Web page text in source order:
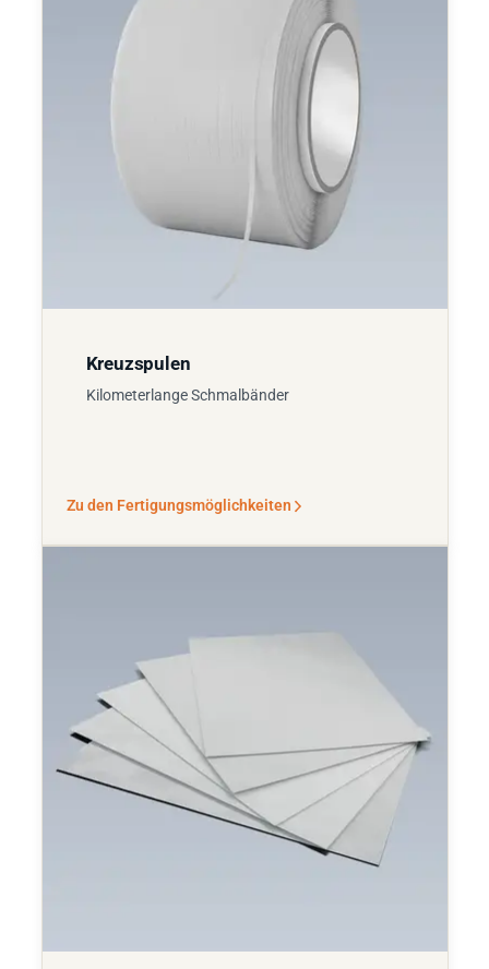
Kreuzspulen
Kilometerlange Schmalbänder
Zu den Fertigungsmöglichkeiten